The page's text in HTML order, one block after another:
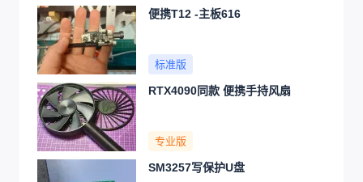
便携T12 -主板616
标准版
RTX4090同款 便携手持风扇
专业版
SM3257写保护U盘